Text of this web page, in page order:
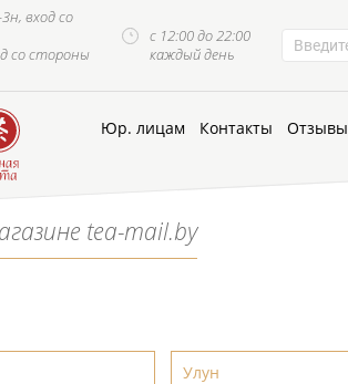
вход со
со стороны
с 12:00 до 22:00
каждый день
Юр. лицам Контакты Отзывы
tea-mail.by
Улун